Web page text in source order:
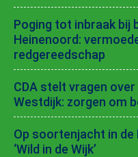
Poging tot inbraak bij
Heinenoord:
redgereedschap
CDA stelt vragen
Westdijk: zorgen om
Op soortenjacht in
‘Wild in de Wijk’